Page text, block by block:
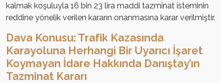
kalmak koşuluyla 16 bin 23 lira maddi tazminat isteminin
reddine yönelik verilen kararın onanmasına karar verilmiştir.
Dava Konusu: Trafik Kazasında
Karayoluna Herhangi Bir Uyarıcı İşaret
Koymayan İdare Hakkında Danıştay’ın
Tazminat Kararı